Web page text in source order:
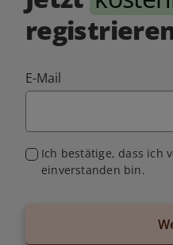
E-Mail
Ich bestätige, dass ich
einverstanden bin.